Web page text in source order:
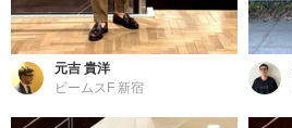
元吉 貴洋
ビームスF 新宿